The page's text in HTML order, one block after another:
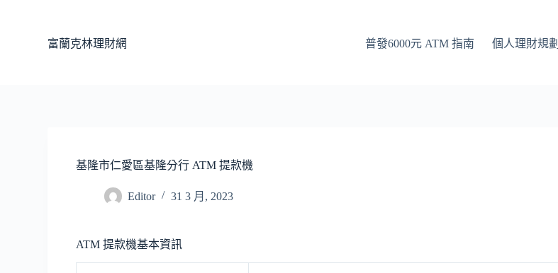
富蘭克林理財網 普發6000元 ATM 指南 個人理財規劃
基隆市仁愛區基隆分行 ATM 提款機
Editor 31 3 月, 2023
ATM 提款機基本資訊